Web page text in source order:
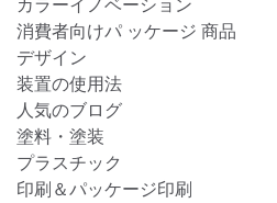
カラーイノベーション
消費者向けパ ッケージ 商品
デザイン
装置の使用法
人気のブログ
塗料・塗装
プラスチック
印刷＆パッケージ印刷